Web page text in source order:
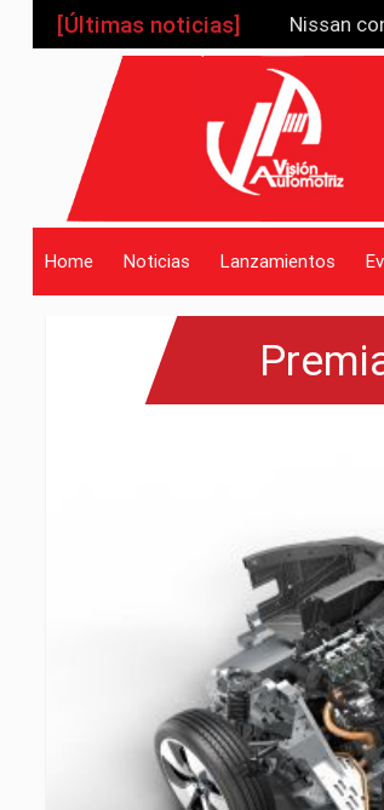
[Últimas noticias]
Nissan
Toyota
Kia K4
JETOUR
Home Noticias Lanzamientos